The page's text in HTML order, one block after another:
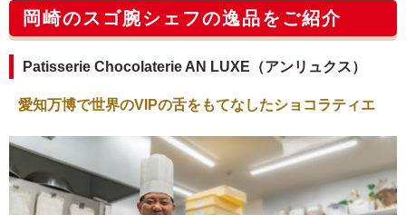
岡崎のスゴ腕シェフの逸品をご紹介
Patisserie Chocolaterie AN LUXE（アンリュクス）
愛知万博で世界のVIPの舌をもてなしたショコラティエ